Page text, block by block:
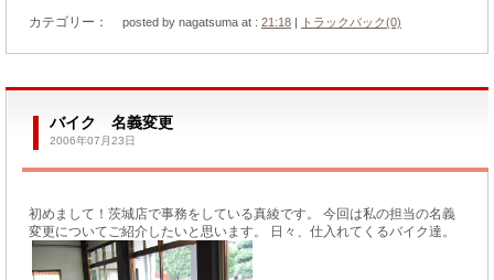
カテゴリー： posted by nagatsuma at : 21:18 | トラックバック(0)
バイク 名義変更
2006年07月23日
初めまして！茨城店で事務をしている真綾です。 今回は私の担当の名義
変更についてご紹介したいと思います。 日々、仕入れてくるバイク達。